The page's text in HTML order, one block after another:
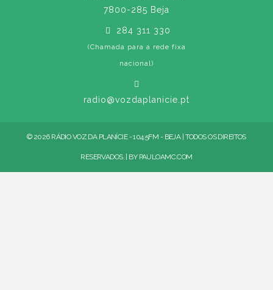
7800-285 Beja
284 311 330
(Chamada para a rede fixa
nacional)
radio@vozdaplanicie.pt
© 2026 RÁDIO VOZ DA PLANÍCIE - 104.5FM - BEJA | TODOS OS DIREITOS
RESERVADOS. | BY PAULOAMC.COM